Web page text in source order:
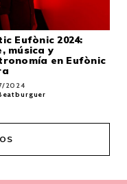
Eufònic 2024:
música y
en Eufònic
2024